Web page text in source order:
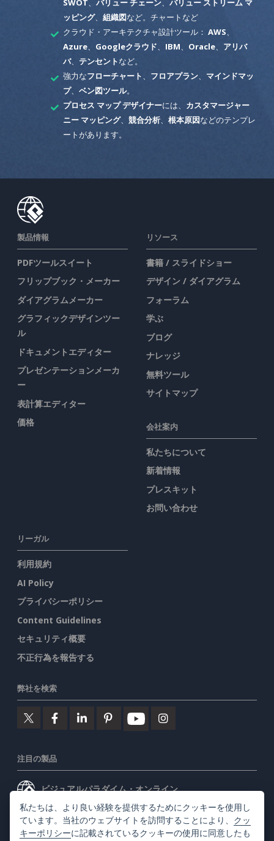
ッピング、 組織図など。チャートなど
クラウド・アーキテクチャ設計ツール： AWS
Azure、 Googleクラウド IBM Oracle、 アリバ
バ、 テンセントなど。
強力なフローチャート フロアプラン、 マインドマッ
プ、 ベン図ツール。
プロセス マップ デザイナーには、 カスタマージャー
ニー マッピング、 競合分析、 根本原因などのテンプレ
ートがあります。
製品情報
PDFツールスイート
フリップブック・メーカー
ダイアグラムメーカー
グラフィックデザインツー
ル
ドキュメントエディター
プレゼンテーションメーカ
ー
表計算エディター
価格
リソース
書籍 / スライドショー
デザイン / ダイアグラム
フォーラム
学ぶ
ブログ
ナレッジ
無料ツール
サイトマップ
会社案内
私たちについて
新着情報
プレスキット
お問い合わせ
リーガル
利用規約
AI Policy
プライバシーポリシー
Content Guidelines
セキュリティ概要
不正行為を報告する
弊社を検索
注目の製品
ビジュアルパラダイム・オンライン
ビジュアルパラダイムデスクトップ
私たちは、より良い経験を提供するためにクッキーを使用し
ています。当社のウェブサイトを訪問することにより、 クッ
キーポリシーに記載されているクッキーの使用に同意したも